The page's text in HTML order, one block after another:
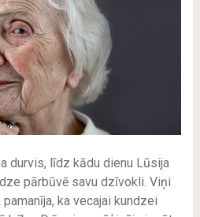
durvis, līdz kādu dienu Lūsija
pārbūvē savu dzīvokli. Viņi
ka vecajai kundzei